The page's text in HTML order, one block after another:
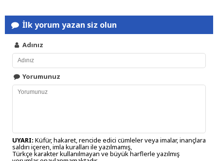
İlk yorum yazan siz olun
Adınız
Yorumunuz
UYARI: Küfür, hakaret, rencide edici cümleler veya imalar, inançlara
saldırı içeren, imla kuralları ile yazılmamış,
Türkçe karakter kullanılmayan ve büyük harflerle yazılmış